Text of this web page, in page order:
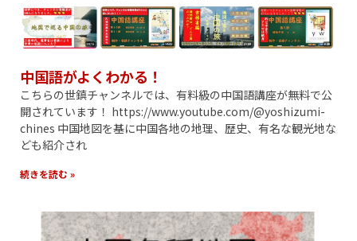
中国語がよくわかる！
こちらの世鎮チャンネルでは、有料級の中国語講座が無料で公
開されています！ https://www.youtube.com/@yoshizumi-
chines 中国地図を基に中国各地の地理、歴史、有名な観光地な
ども紹介され
続きを読む »